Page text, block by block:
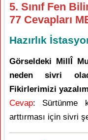
5. Sınıf Fen
77 Cevapları
Hazırlık
Görseldeki MillÎ
neden sivri
Fikirlerimizi
Cevap: Sürtünme
arttırması için sivri